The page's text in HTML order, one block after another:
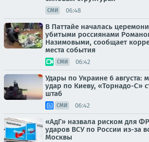
СМИ 06:48
В Паттайе началась
убитыми россиянами
Назимовыми, сообщает
места события
СМИ 06:42
Удары по Украине 6 августа:
удар по Киеву, «Торнадо-С»
штаб
СМИ 06:42
«АдГ» назвала риском для
ударов ВСУ по России из-за
Москвы